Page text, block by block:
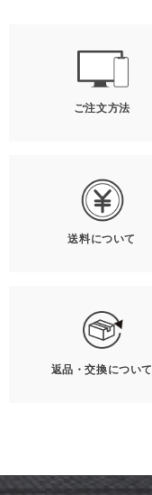
ご注文方法
送料について
返品・交換について